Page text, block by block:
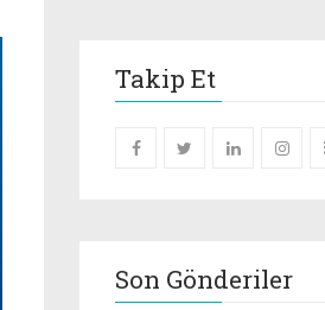
Takip Et
Son Gönderiler